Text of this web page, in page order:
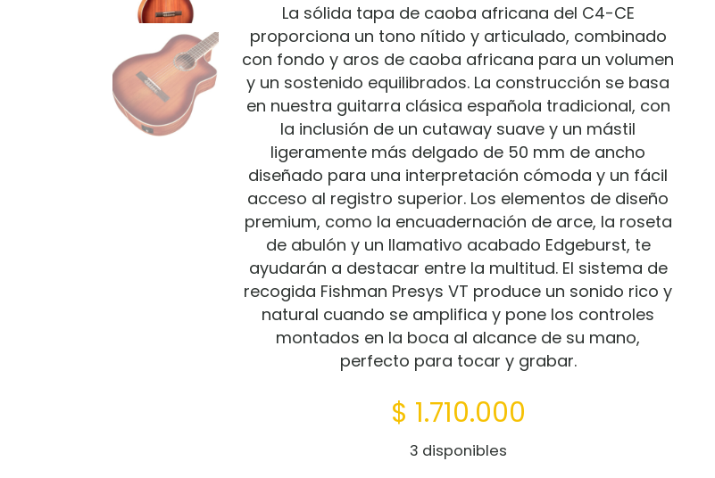
La sólida tapa de caoba africana del C4-CE
proporciona un tono nítido y articulado, combinado
con fondo y aros de caoba africana para un volumen
y un sostenido equilibrados. La construcción se basa
en nuestra guitarra clásica española tradicional, con
la inclusión de un cutaway suave y un mástil
ligeramente más delgado de 50 mm de ancho
diseñado para una interpretación cómoda y un fácil
acceso al registro superior. Los elementos de diseño
premium, como la encuadernación de arce, la roseta
de abulón y un llamativo acabado Edgeburst, te
ayudarán a destacar entre la multitud. El sistema de
recogida Fishman Presys VT produce un sonido rico y
natural cuando se amplifica y pone los controles
montados en la boca al alcance de su mano,
perfecto para tocar y grabar.
$ 1.710.000
3 disponibles